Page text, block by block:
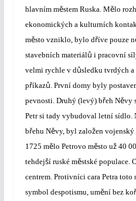
hlavním městem Ruska. Mělo
ekonomických a kulturních
město vzniklo, bylo dříve pouze n
stavebních materiálů i pracovní
velmi rychle v důsledku tvrdých
příkazů. První domy byly
pevnosti. Druhý (levý) břeh Něvy
Petr si tady vybudoval letní sídlo.
břehu Něvy, byl založen vojenský
1725 mělo Petrovo město už40
tehdejší ruské městské populace.
centrem. Protivníci cara Petra toto
symbol despotismu, umění bez koř